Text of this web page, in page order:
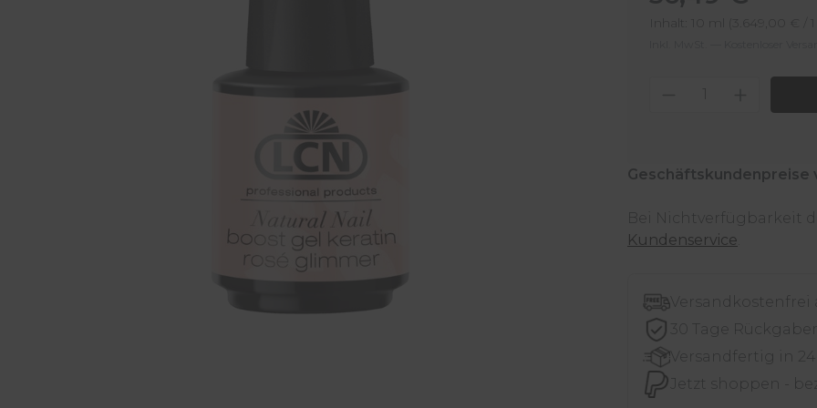
Inhalt: (3.649,00 € / 1
Produkt
Geschäftskundenpreise
Bei Nichtverfügbarkeit
Kundenservice
Versandkostenfrei
30 Tage
Versandfertig in
Jetzt shoppen -